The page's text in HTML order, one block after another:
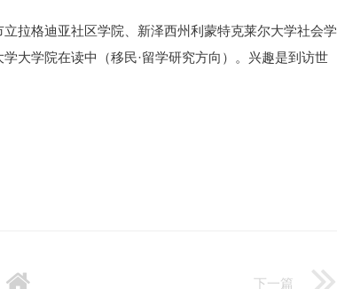
拉格迪亚社区学院、新泽西州利蒙特克莱尔大学社会学
大学院在读中（移民·留学研究方向）。兴趣是到访世
下一篇